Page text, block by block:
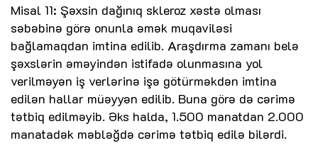
Misal 11: Şəxsin dağınıq skleroz xəstə olması
səbəbinə görə onunla əmək muqaviləsi
bağlamaqdan imtina edilib. Araşdırma zamanı belə
şəxslərin əməyindən istifadə olunmasına yol
verilməyən iş verlərinə işə götürməkdən imtina
edilən hallar müəyyən edilib. Buna görə də cərimə
tətbiq edilməyib. Əks halda, 1.500 manatdan 2.000
manatadək məbləğdə cərimə tətbiq edilə bilərdi.